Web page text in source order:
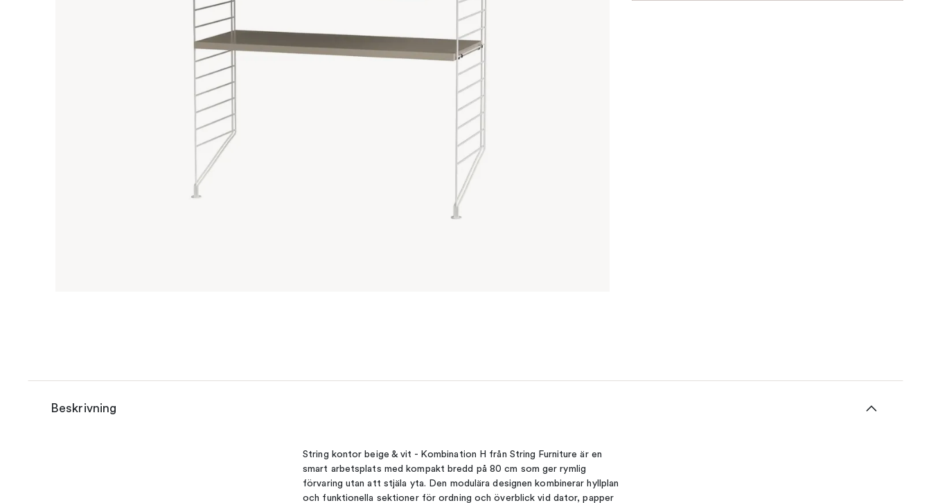
Beskrivning
String kontor beige & vit - Kombination H från String Furniture är en
smart arbetsplats med kompakt bredd på 80 cm som ger rymlig
förvaring utan att stjäla yta. Den modulära designen kombinerar hyllplan
och funktionella sektioner för ordning och överblick vid dator, papper